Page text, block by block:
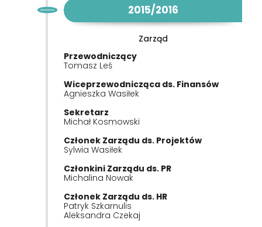
2015/2016
Zarząd
Przewodniczący
Tomasz Leś
Wiceprzewodnicząca ds. Finansów
Agnieszka Wasiłek
Sekretarz
Michał Kosmowski
Członek Zarządu ds. Projektów
Sylwia Wasiłek
Członkini Zarządu ds. PR
Michalina Nowak
Członek Zarządu ds. HR
Patryk Szkarnulis
Aleksandra Czekaj